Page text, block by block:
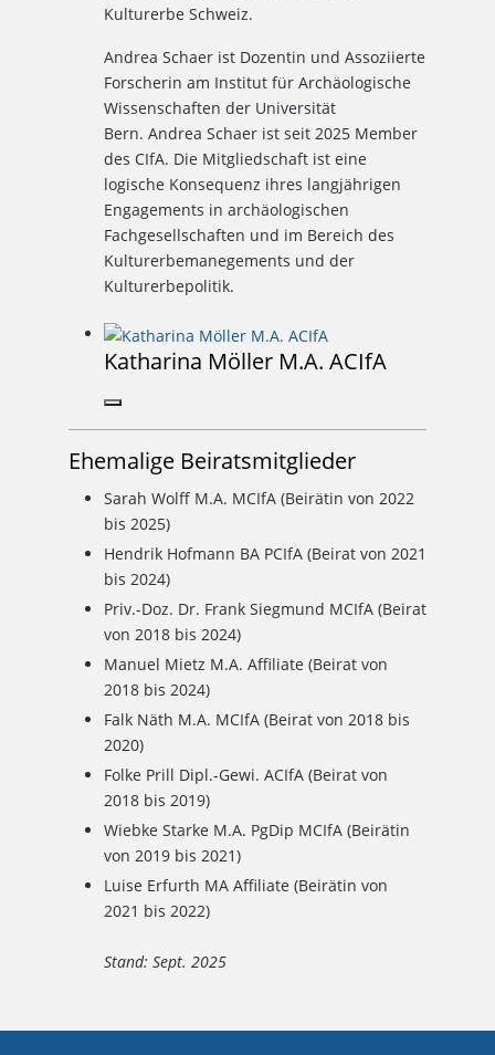
Kulturerbe Schweiz.
Andrea Schaer ist Dozentin und Assoziierte
Forscherin am Institut für Archäologische
Wissenschaften der Universität
Bern. Andrea Schaer ist seit 2025 Member
des CIfA. Die Mitgliedschaft ist eine
logische Konsequenz ihres langjährigen
Engagements in archäologischen
Fachgesellschaften und im Bereich des
Kulturerbemanegements und der
Kulturerbepolitik.
Katharina Möller M.A. ACIfA
Ehemalige Beiratsmitglieder
Sarah Wolff M.A. MCIfA (Beirätin von 2022
bis 2025)
Hendrik Hofmann BA PCIfA (Beirat von 2021
bis 2024)
Priv.-Doz. Dr. Frank Siegmund MCIfA (Beirat
von 2018 bis 2024)
Manuel Mietz M.A. Affiliate (Beirat von
2018 bis 2024)
Falk Näth M.A. MCIfA (Beirat von 2018 bis
2020)
Folke Prill Dipl.-Gewi. ACIfA (Beirat von
2018 bis 2019)
Wiebke Starke M.A. PgDip MCIfA (Beirätin
von 2019 bis 2021)
Luise Erfurth MA Affiliate (Beirätin von
2021 bis 2022)
Stand: Sept. 2025